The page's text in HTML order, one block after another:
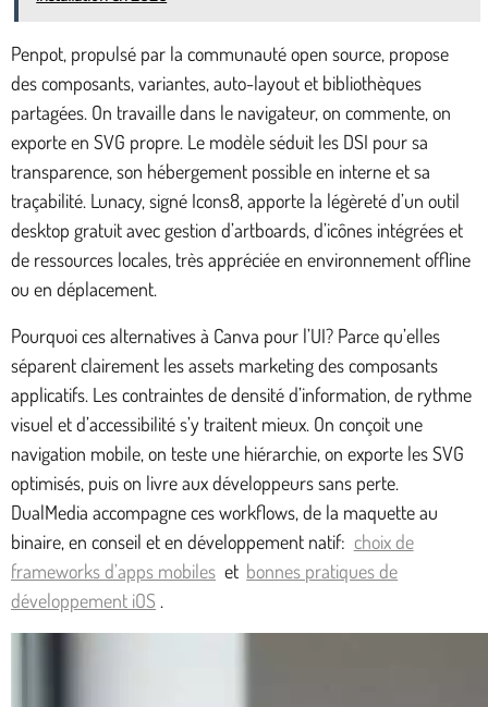
Penpot, propulsé par la communauté open source, propose
des composants, variantes, auto-layout et bibliothèques
partagées. On travaille dans le navigateur, on commente, on
exporte en SVG propre. Le modèle séduit les DSI pour sa
transparence, son hébergement possible en interne et sa
traçabilité. Lunacy, signé Icons8, apporte la légèreté d’un outil
desktop gratuit avec gestion d’artboards, d’icônes intégrées et
de ressources locales, très appréciée en environnement offline
ou en déplacement.
Pourquoi ces alternatives à Canva pour l’UI? Parce qu’elles
séparent clairement les assets marketing des composants
applicatifs. Les contraintes de densité d’information, de rythme
visuel et d’accessibilité s’y traitent mieux. On conçoit une
navigation mobile, on teste une hiérarchie, on exporte les SVG
optimisés, puis on livre aux développeurs sans perte.
DualMedia accompagne ces workflows, de la maquette au
binaire, en conseil et en développement natif: choix de
frameworks d’apps mobiles et bonnes pratiques de
développement iOS .